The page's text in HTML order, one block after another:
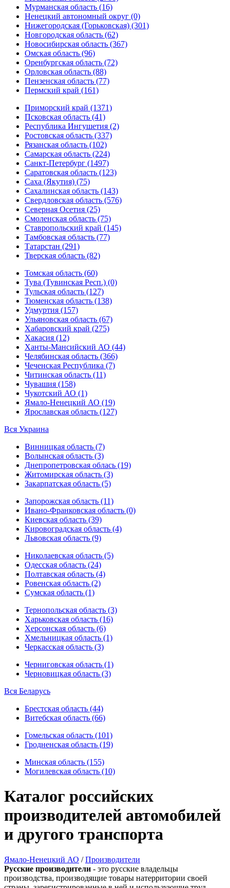
Мурманская область (16)
Ненецкий автономный округ (0)
Нижегородская (Горьковская) (301)
Новгородская область (62)
Новосибирская область (367)
Омская область (96)
Оренбургская область (72)
Орловская область (88)
Пензенская область (77)
Пермский край (161)
Приморский край (1371)
Псковская область (41)
Республика Ингушетия (2)
Ростовская область (337)
Рязанская область (102)
Самарская область (224)
Санкт-Петербург (1497)
Саратовская область (123)
Саха (Якутия) (75)
Сахалинская область (143)
Свердловская область (576)
Северная Осетия (25)
Смоленская область (75)
Ставропольский край (145)
Тамбовская область (77)
Татарстан (291)
Тверская область (82)
Томская область (60)
Тува (Тувинская Респ.) (0)
Тульская область (127)
Тюменская область (138)
Удмуртия (157)
Ульяновская область (67)
Хабаровский край (275)
Хакасия (12)
Ханты-Мансийский АО (44)
Челябинская область (366)
Чеченская Республика (7)
Читинская область (11)
Чувашия (158)
Чукотский АО (1)
Ямало-Ненецкий АО (19)
Ярославская область (127)
Вся Украина
Винницкая область (7)
Волынская область (3)
Днепропетровская облась (19)
Житомирская область (3)
Закарпатская область (5)
Запорожская область (11)
Ивано-Франковская область (0)
Киевская область (39)
Кировоградская область (4)
Львовская область (9)
Николаевская область (5)
Одесская область (24)
Полтавская область (4)
Ровенская область (2)
Сумская область (1)
Тернопольская область (3)
Харьковская область (16)
Херсонская область (6)
Хмельницкая область (1)
Черкасская область (3)
Черниговская область (1)
Черновицкая область (3)
Вся Беларусь
Брестская область (44)
Витебская область (66)
Гомельская область (101)
Гродненская область (19)
Минская область (155)
Могилевская область (10)
Каталог российских
производителей автомобилей
и другого транспорта
Ямало-Ненецкий АО /Производители
Русские производители - это русские владельцы
производства, производящие товары натерритории своей